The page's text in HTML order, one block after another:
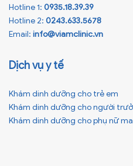
Hotline 1: 0935.18.39.39
Hotline 2: 0243.633.5678
Email: info@viamclinic.vn
Dịch vụ y tế
Khám dinh dưỡng cho trẻ em
Khám dinh dưỡng cho người
Khám dinh dưỡng cho phụ nữ